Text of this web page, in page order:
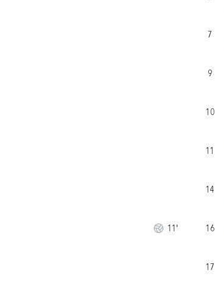
11'
7
9
10
11
14
16
17